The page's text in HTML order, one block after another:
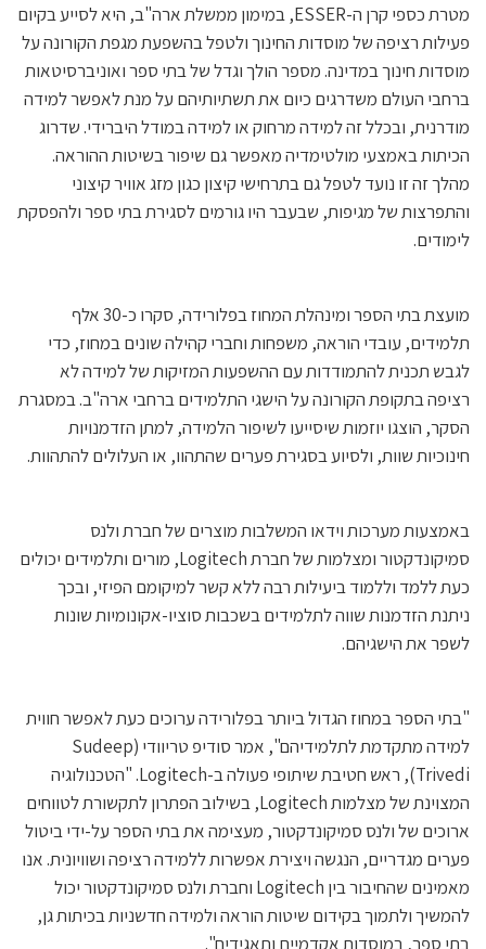
מטרת כספי קרן ה-ESSER, במימון ממשלת ארה"ב, היא לסייע בקיום
פעילות רציפה של מוסדות החינוך ולטפל בהשפעת מגפת הקורונה על
מוסדות חינוך במדינה. מספר הולך וגדל של בתי ספר ואוניברסיטאות
ברחבי העולם משדרגים כיום את תשתיותיהם על מנת לאפשר למידה
מודרנית, ובכלל זה למידה מרחוק או למידה במודל היברידי. שדרוג
הכיתות באמצעי מולטימדיה מאפשר גם שיפור בשיטות ההוראה.
מהלך זה זו נועד לטפל גם בתרחישי קיצון כגון מזג אוויר קיצוני
והתפרצות של מגיפות, שבעבר היו גורמים לסגירת בתי ספר ולהפסקת
לימודים.
מועצת בתי הספר ומינהלת המחוז בפלורידה, סקרו כ-30 אלף
תלמידים, עובדי הוראה, משפחות וחברי קהילה שונים במחוז, כדי
לגבש תכנית להתמודדות עם ההשפעות המזיקות של למידה לא
רציפה בתקופת הקורונה על הישגי התלמידים ברחבי ארה"ב. במסגרת
הסקר, הוצגו יוזמות שיסייעו לשיפור הלמידה, למתן הזדמנויות
חינוכיות שוות, ולסיוע בסגירת פערים שהתהוו, או העלולים להתהוות.
באמצעות מערכות וידאו המשלבות מוצרים של חברת ולנס
סמיקונדקטור ומצלמות של חברת Logitech, מורים ותלמידים יכולים
כעת ללמד וללמוד ביעילות רבה ללא קשר למיקומם הפיזי, ובכך
ניתנת הזדמנות שווה לתלמידים בשכבות סוציו-אקונומיות שונות
לשפר את הישגיהם.
"בתי הספר במחוז הגדול ביותר בפלורידה ערוכים כעת לאפשר חווית
למידה מתקדמת לתלמידיהם", אמר סודיפ טריוודי (Sudeep
Trivedi), ראש חטיבת שיתופי פעולה ב-Logitech. "הטכנולוגיה
המצוינת של מצלמות Logitech, בשילוב הפתרון לתקשורת לטווחים
ארוכים של ולנס סמיקונדקטור, מעצימה את בתי הספר על-ידי ביטול
פערים מגדריים, הנגשה ויצירת אפשרות ללמידה רציפה ושוויונית. אנו
מאמינים שהחיבור בין Logitech וחברת ולנס סמיקונדקטור יכול
להמשיך ולתמוך בקידום שיטות הוראה ולמידה חדשניות בכיתות גן,
בתי ספר, במוסדות אקדמיים ותאגידים".